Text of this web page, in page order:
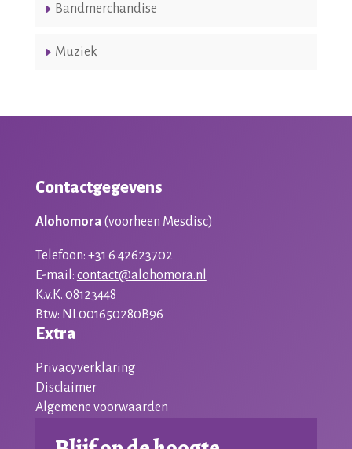
Bandmerchandise
Muziek
Contactgegevens
Alohomora(voorheen Mesdisc)
Telefoon: +31 6 42623702
E-mail: contact@alohomora.nl
K.v.K. 08123448
Btw: NL001650280B96
Extra
Privacyverklaring
Disclaimer
Algemene voorwaarden